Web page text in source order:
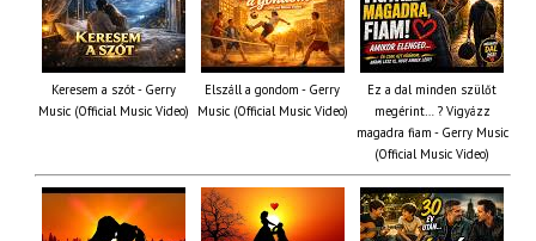
Keresem a szót - Gerry
Music (Official Music Video)
Elszáll a gondom - Gerry
Music (Official Music Video)
Ez a dal minden szülőt
megérint… ? Vigyázz
magadra fiam - Gerry Music
(Official Music Video)